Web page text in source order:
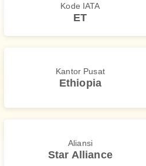
Kode IATA
ET
Kantor Pusat
Ethiopia
Aliansi
Star Alliance